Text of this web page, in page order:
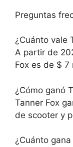
Preguntas
¿Cuánto vale
A partir de
Fox es de $ 7
¿Cómo ganó
Tanner Fox
de scooter y
¿Cuánto